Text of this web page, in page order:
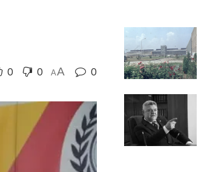
0 0 AA 0